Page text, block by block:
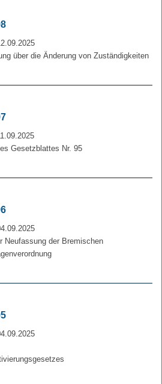
über die Änderung von Zuständigkeiten
Gesetzblattes Nr. 95
Neufassung der Bremischen